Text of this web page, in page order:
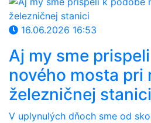
16.06.2026 16:53
Aj my sme
nového mosta pri
železničnej stanici
V uplynulých dňoch sme od